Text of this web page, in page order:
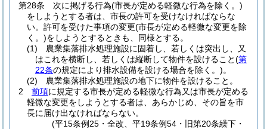
第28条
次に掲げる行為(市長が定める軽微な行為を除く。)
をしようとする者は、市長の許可を受けなければならな
い。 許可を受けた事項の変更(市長が定める軽微な変更を除
く。)をしようとするときも、同様とする。
(1)
農業集落排水処理施設に固着し、若しくは突出し、又
はこれを横断し、若しくは縦断して物件を設けること(第
22条の規定により排水設備を設ける場合を除く。)。
(2)
農業集落排水処理施設の地下に物件を設けること。
2
前項に規定する市長が定める軽微な行為又は市長が定める
軽微な変更をしようとする者は、あらかじめ、その旨を市
長に届け出なければならない。
(平15条例25・全改、平19条例54・旧第20条繰下・